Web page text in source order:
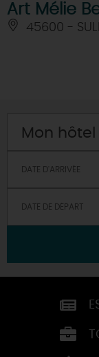
Art Mélie
45600 -
Mon hôtel